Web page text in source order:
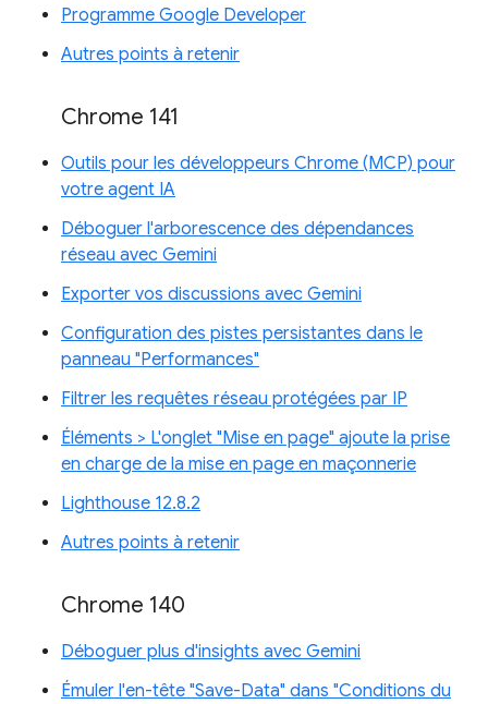
Programme Google Developer
Autres points à retenir
Chrome 141
Outils pour les développeurs Chrome (MCP) pour
votre agent IA
Déboguer l'arborescence des dépendances
réseau avec Gemini
Exporter vos discussions avec Gemini
Configuration des pistes persistantes dans le
panneau "Performances"
Filtrer les requêtes réseau protégées par IP
Éléments > L'onglet "Mise en page" ajoute la prise
en charge de la mise en page en maçonnerie
Lighthouse 12.8.2
Autres points à retenir
Chrome 140
Déboguer plus d'insights avec Gemini
Émuler l'en-tête "Save-Data" dans "Conditions du